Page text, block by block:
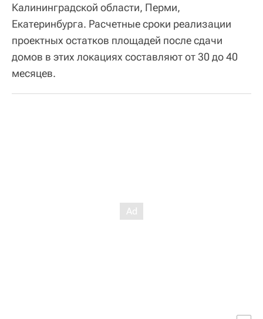
Калининградской области, Перми,
Екатеринбурга. Расчетные сроки реализации
проектных остатков площадей после сдачи
домов в этих локациях составляют от 30 до 40
месяцев.